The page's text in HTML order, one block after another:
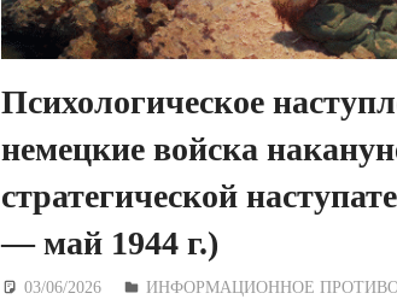
Психологическое
немецкие войска
стратегической
— май 1944 г.)
03/06/2026 Дежурный по Редакции
ИНФОРМАЦИОННОЕ